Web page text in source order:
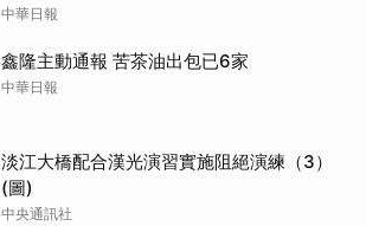
中華日報
鑫隆主動通報 苦茶油出包已6家
中華日報
淡江大橋配合漢光演習實施阻絕演練（3）
(圖)
中央通訊社